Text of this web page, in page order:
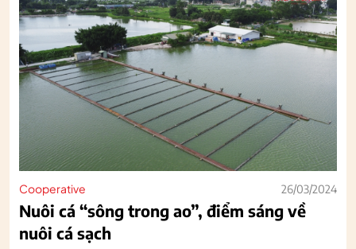
Cooperative 26/03/2024
Nuôi cá “sông trong ao”, điểm sáng về
nuôi cá sạch